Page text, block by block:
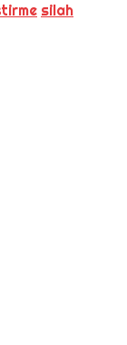
silah